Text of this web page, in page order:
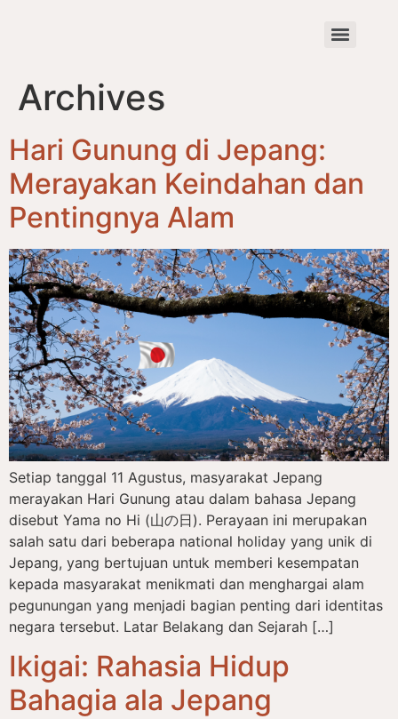
Archives
Hari Gunung di Jepang:
Merayakan Keindahan dan
Pentingnya Alam
Setiap tanggal 11 Agustus, masyarakat Jepang
merayakan Hari Gunung atau dalam bahasa Jepang
disebut Yama no Hi (山の日). Perayaan ini merupakan
salah satu dari beberapa national holiday yang unik di
Jepang, yang bertujuan untuk memberi kesempatan
kepada masyarakat menikmati dan menghargai alam
pegunungan yang menjadi bagian penting dari identitas
negara tersebut. Latar Belakang dan Sejarah […]
Ikigai: Rahasia Hidup
Bahagia ala Jepang